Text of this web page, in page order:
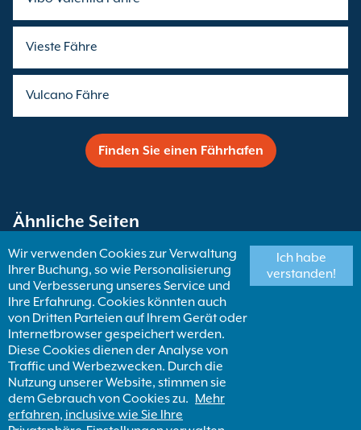
Vieste Fähre
Vulcano Fähre
Finden Sie einen Fährhafen
Ähnliche Seiten
Fähren nach Italien
Anzio Fähren
Finden Sie eine Fähren Destination
Wir verwenden Cookies zur Verwaltung
Ihrer Buchung, so wie Personalisierung
und Verbesserung unseres Service und
Ihre Erfahrung. Cookies könnten auch
von Dritten Parteien auf Ihrem Gerät oder
Internetbrowser gespeichert werden.
Diese Cookies dienen der Analyse von
Traffic und Werbezwecken. Durch die
Nutzung unserer Website, stimmen sie
dem Gebrauch von Cookies zu. Mehr
erfahren, inclusive wie Sie Ihre
Ich habe
verstanden!